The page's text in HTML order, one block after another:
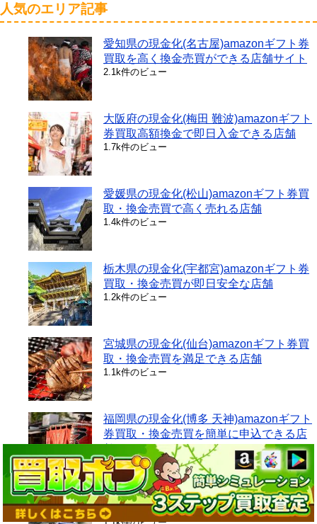
人気のエリア記事
愛知県の現金化(名古屋)amazonギフト券
買取を高く換金売買ができる店舗サイト
2.1k件のビュー
大阪府の現金化(梅田 難波)amazonギフト
券買取高額換金で即日入金できる店舗
1.7k件のビュー
愛媛県の現金化(松山)amazonギフト券買
取・換金売買で高く売れる店舗
1.4k件のビュー
栃木県の現金化(宇都宮)amazonギフト券
買取・換金売買が即日安全な店舗
1.2k件のビュー
宮城県の現金化(仙台)amazonギフト券買
取・換金売買を満足できる店舗
1.1k件のビュー
福岡県の現金化(博多 天神)amazonギフト
券買取・換金売買を簡単に申込できる店
舗サイト
1.1k件のビュー
千葉県の現金化(柏 松戸)amazonギフト券
買取・換金売買が絶対に大丈夫な店舗